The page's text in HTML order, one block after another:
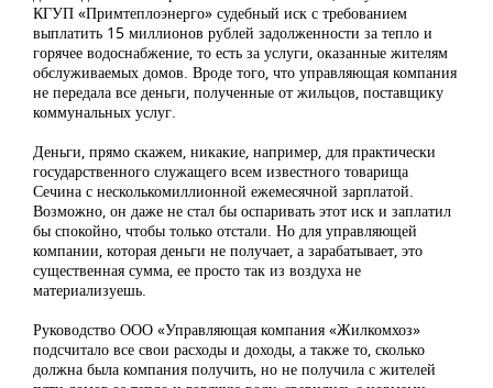
КГУП «Примтеплоэнерго» судебный иск с требованием
выплатить 15 миллионов рублей задолженности за тепло и
горячее водоснабжение, то есть за услуги, оказанные жителям
обслуживаемых домов. Вроде того, что управляющая компания
не передала все деньги, полученные от жильцов, поставщику
коммунальных услуг.
Деньги, прямо скажем, никакие, например, для практически
государственного служащего всем известного товарища
Сечина с несколькомиллионной ежемесячной зарплатой.
Возможно, он даже не стал бы оспаривать этот иск и заплатил
бы спокойно, чтобы только отстали. Но для управляющей
компании, которая деньги не получает, а зарабатывает, это
существенная сумма, ее просто так из воздуха не
материализуешь.
Руководство ООО «Управляющая компания «Жилкомхоз»
подсчитало все свои расходы и доходы, а также то, сколько
должна была компания получить, но не получила с жителей